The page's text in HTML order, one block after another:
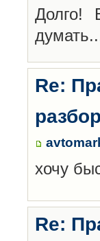
Долго!
Re:
хочу
Re: